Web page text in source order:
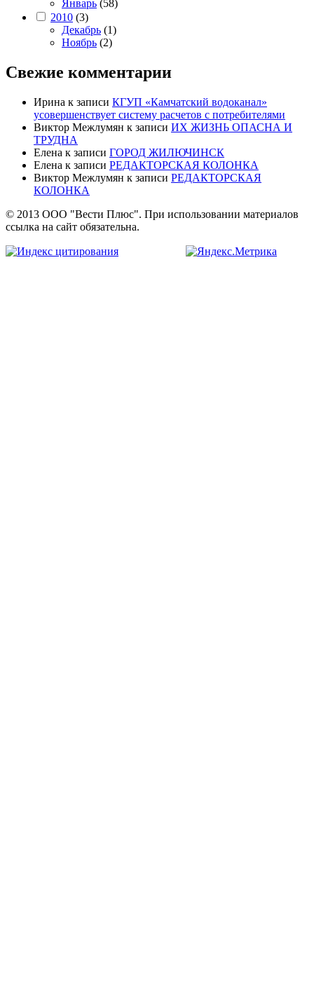
Январь (58)
2010 (3)
Декабрь (1)
Ноябрь (2)
Свежие комментарии
Ирина к записи КГУП «Камчатский водоканал»
усовершенствует систему расчетов с потребителями
Виктор Межлумян к записи ИХ ЖИЗНЬ ОПАСНА И
ТРУДНА
Елена к записи ГОРОД ЖИЛЮЧИНСК
Елена к записи РЕДАКТОРСКАЯ КОЛОНКА
Виктор Межлумян к записи РЕДАКТОРСКАЯ
КОЛОНКА
© 2013 ООО "Вести Плюс". При использовании материалов
ссылка на сайт обязательна.